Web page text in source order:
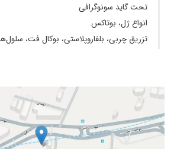
تحت گاید سونوگرافی
انواع ژل، بوتاکس.
تزریق چربی، بلفاروپلاستی، بوکال فت،